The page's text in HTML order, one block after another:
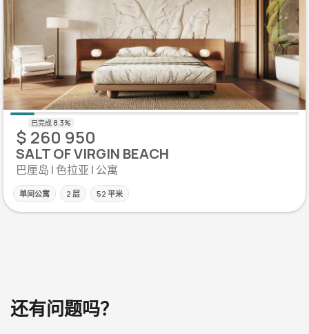
$ 260 950
SALT OF VIRGIN BEACH
巴厘岛 | 色拉亚 | 公寓
单间公寓 2 层 52 平米
还有问题吗？